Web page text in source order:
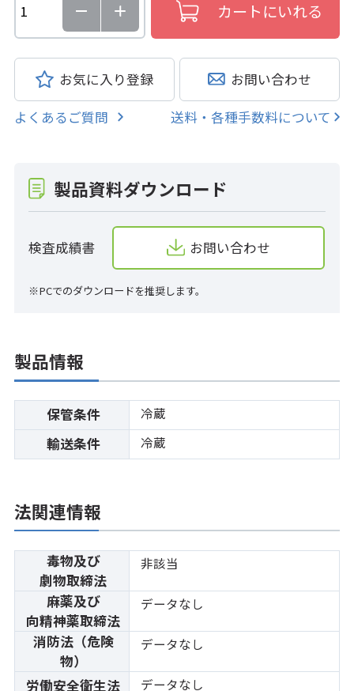
お気に入り登録 お問い合わせ
よくあるご質問 送料・各種手数料について
製品資料ダウンロード
検査成績書 お問い合わせ
※PCでのダウンロードを推奨します。
製品情報
保管条件 冷蔵
輸送条件 冷蔵
法関連情報
毒物及び
劇物取締法
非該当
麻薬及び
向精神薬取締法
データなし
消防法（危険
物）
データなし
労働安全衛生法 データなし